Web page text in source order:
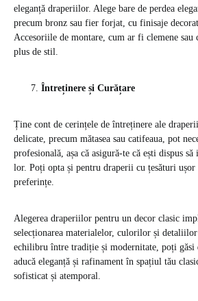
eleganță draperiilor. Alege bare de perdea
precum bronz sau fier forjat, cu finisaje
Accesoriile de montare, cum ar fi clemene sau
plus de stil.
Întreținere și Curățare
Ține cont de cerințele de întreținere ale
delicate, precum mătasea sau catifeaua, pot
profesională, așa că asigură-te că ești dispus
lor. Poți opta și pentru draperii cu țesături
preferințe.
Alegerea draperiilor pentru un decor clasic
selecționarea materialelor, culorilor și
echilibru între tradiție și modernitate, poți găsi
aducă eleganță și rafinament în spațiul tău
sofisticat și atemporal.